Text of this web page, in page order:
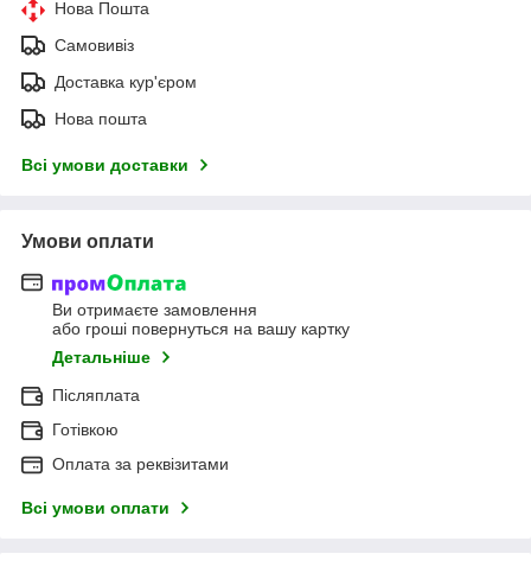
Нова Пошта
Самовивіз
Доставка кур'єром
Нова пошта
Всі умови доставки
Умови оплати
Ви отримаєте замовлення
або гроші повернуться на вашу картку
Детальніше
Післяплата
Готівкою
Оплата за реквізитами
Всі умови оплати